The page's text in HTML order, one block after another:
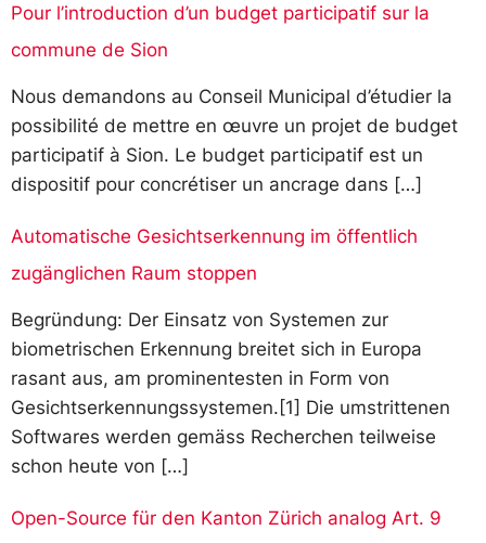
Pour l’introduction d’un budget participatif sur la
commune de Sion
Nous demandons au Conseil Municipal d’étudier la
possibilité de mettre en œuvre un projet de budget
participatif à Sion. Le budget participatif est un
dispositif pour concrétiser un ancrage dans […]
Automatische Gesichtserkennung im öffentlich
zugänglichen Raum stoppen
Begründung: Der Einsatz von Systemen zur
biometrischen Erkennung breitet sich in Europa
rasant aus, am prominentesten in Form von
Gesichtserkennungssystemen.[1] Die umstrittenen
Softwares werden gemäss Recherchen teilweise
schon heute von […]
Open-Source für den Kanton Zürich analog Art. 9